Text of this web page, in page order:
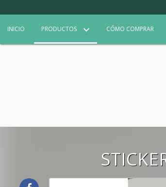
INICIO PRODUCTOS CÓMO COMPRAR